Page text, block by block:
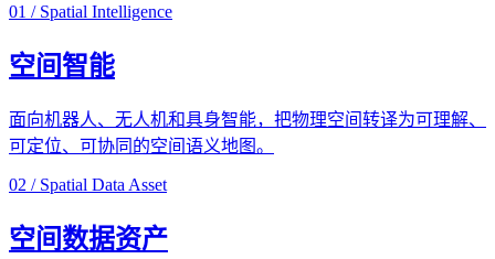
01 / Spatial Intelligence
空间智能
面向机器人、无人机和具身智能，把物理空间转译为可理解、
可定位、可协同的空间语义地图。
02 / Spatial Data Asset
空间数据资产